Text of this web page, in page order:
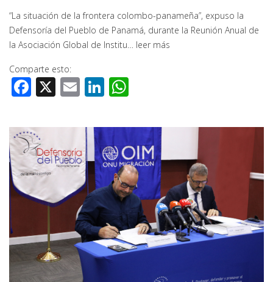
“La situación de la frontera colombo-panameña”, expuso la
Defensoría del Pueblo de Panamá, durante la Reunión Anual de
la Asociación Global de Institu… leer más
Comparte esto:
Facebook
X EmailLinkedIn